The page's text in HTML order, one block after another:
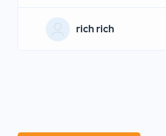
rich rich